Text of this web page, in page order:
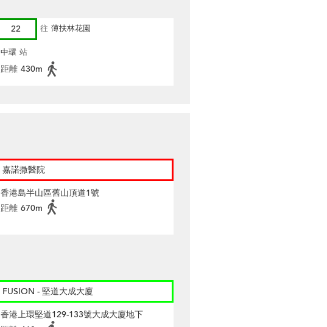
22 往 薄扶林花園
中環 站
距離 430m
嘉諾撒醫院
香港島半山區舊山頂道1號
距離 670m
FUSION - 堅道大成大廈
香港上環堅道129-133號大成大廈地下